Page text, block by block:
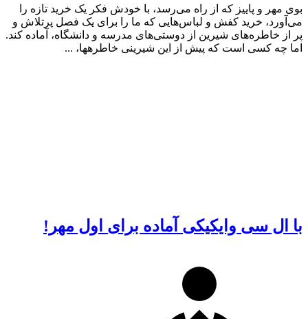
بوی مهر و پاییز که از راه می‌رسد، با خودش فکر یک خرید تازه را
می‌آورد، خرید کفش و لباس‌هایی که ما را برای یک فصل پرتلاش و
پر از خاطره‌های شیرین از دوستی‌های مدرسه و دانشگاه، آماده کند.
اما چه کسی است که پیش از این شیرینی خاطره‎ها، ...
با ال سی وایکیکی آماده برای اول مهر!